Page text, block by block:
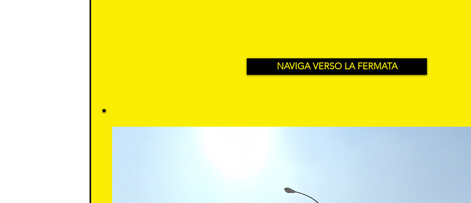
NAVIGA VERSO LA FERMATA